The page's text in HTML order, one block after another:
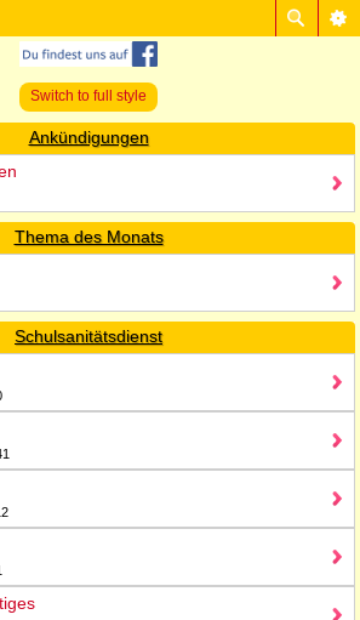
Switch to full style
Ankündigungen
Thema des Monats
Schulsanitätsdienst